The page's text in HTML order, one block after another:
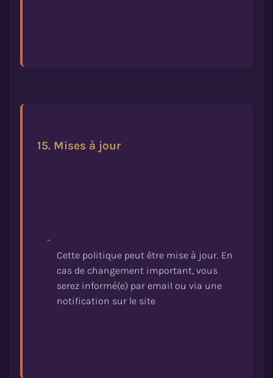
15. Mises à jour
-
Cette politique peut être mise à jour. En
cas de changement important, vous
serez informé(e) par email ou via une